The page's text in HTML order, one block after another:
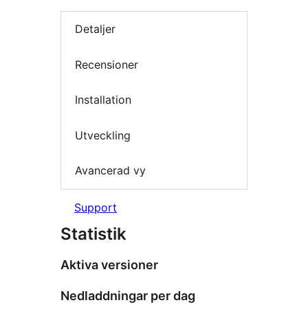
Detaljer
Recensioner
Installation
Utveckling
Avancerad vy
Support
Statistik
Aktiva versioner
Nedladdningar per dag